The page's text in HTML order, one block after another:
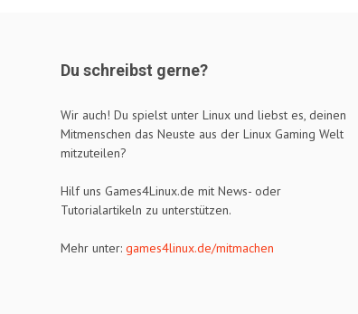
Du schreibst gerne?
Wir auch! Du spielst unter Linux und liebst es, deinen
Mitmenschen das Neuste aus der Linux Gaming Welt
mitzuteilen?
Hilf uns Games4Linux.de mit News- oder
Tutorialartikeln zu unterstützen.
Mehr unter: games4linux.de/mitmachen